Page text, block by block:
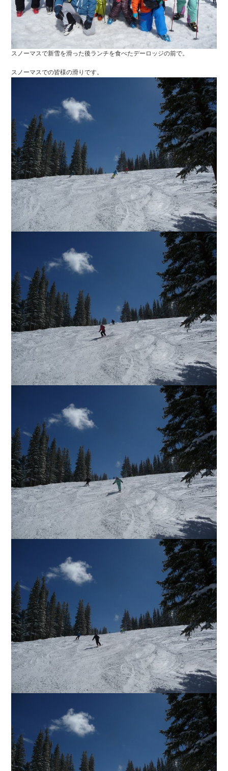
スノーマスで新雪を滑った後ランチを食べたデーロッジの前で。
スノーマスでの皆様の滑りです。